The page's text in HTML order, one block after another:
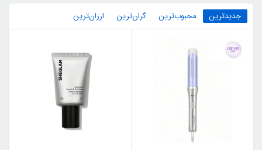
جدیدترین محبوب‌ترین گران‌ترین ارزان‌ترین